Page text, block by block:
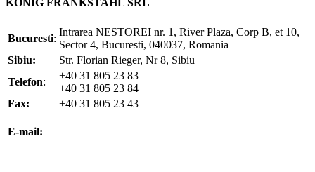
Bucuresti:
Intrarea NESTOREI nr. 1, River Plaza, Corp B, et 10,
Sector 4, Bucuresti, 040037, Romania
Sibiu:
Str. Florian Rieger, Nr 8, Sibiu
Telefon:
+40 31 805 23 83
+40 31 805 23 84
Fax:
+40 31 805 23 43
E-mail: